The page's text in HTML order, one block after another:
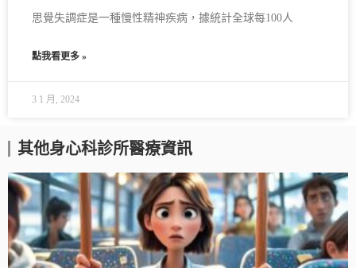
思覺失調症是一種慢性精神疾病，據統計全球每100人
點我看更多 »
3 1 月, 2024
其他身心科診所醫療資訊